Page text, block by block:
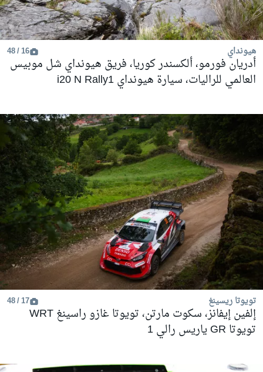
هيونداي 16 / 48
أدريان فورمو، ألكسندر كوريا، فريق هيونداي شل موبيس
العالمي للراليات، سيارة هيونداي i20 N Rally1
تويوتا ريسينغ 17 / 48
إلفين إيفانز، سكوت مارتن، تويوتا غازو راسينغ WRT
تويوتا GR ياريس رالي 1